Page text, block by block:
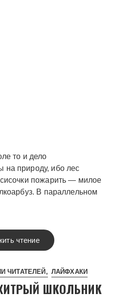
на природу, ибо лес
пожарить — милое
В параллельном
чтение
ЧИТАТЕЛЕЙ ЛАЙФХАКИ
ШКОЛЬНИК